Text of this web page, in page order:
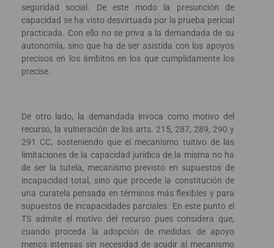
seguridad social. De este modo la presunción de
capacidad se ha visto desvirtuada por la prueba pericial
practicada. Con ello no se priva a la demandada de su
autonomía, sino que ha de ser asistida con los apoyos
precisos en los ámbitos en los que cumplidamente los
precise.
De otro lado, la demandada invoca como motivo del
recurso, la vulneración de los arts. 215, 287, 289, 290 y
291 CC, sosteniendo que el mecanismo tuitivo de las
limitaciones de la capacidad jurídica de la misma no ha
de ser la tutela, mecanismo previsto en supuestos de
incapacidad total, sino que procede la constitución de
una curatela pensada en términos más flexibles y para
supuestos de incapacidades parciales. En este punto el
TS admite el motivo del recurso pues considera que,
cuando proceda la adopción de medidas de apoyo
menos intensas sin necesidad de acudir al mecanismo